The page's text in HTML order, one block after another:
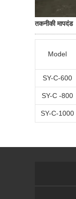
तकनीकी मापदंड
Model
SY-C-600
SY-C -800
SY-C-1000